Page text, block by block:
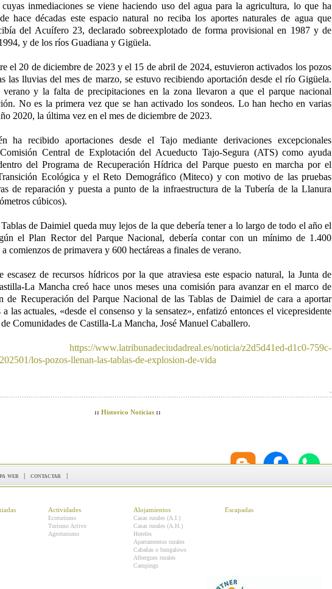
inmediaciones se viene haciendo uso del agua para la agricultura, lo que ha
hace décadas este espacio natural no reciba los aportes naturales de agua que
del Acuífero 23, declarado sobreexplotado de forma provisional en 1987 y de
y de los ríos Guadiana y Gigüela.
el 20 de diciembre de 2023 y el 15 de abril de 2024, estuvieron activados los pozos
las lluvias del mes de marzo, se estuvo recibiendo aportación desde el río Gigüela.
y la falta de precipitaciones en la zona llevaron a que el parque nacional
No es la primera vez que se han activado los sondeos. Lo han hecho en varias
2020, la última vez en el mes de diciembre de 2023.
ha recibido aportaciones desde el Tajo mediante derivaciones excepcionales
Central de Explotación del Acueducto Tajo-Segura (ATS) como ayuda
del Programa de Recuperación Hídrica del Parque puesto en marcha por el
Ecológica y el Reto Demográfico (Miteco) y con motivo de las pruebas
de reparación y puesta a punto de la infraestructura de la Tubería de la Llanura
cúbicos).
de Daimiel queda muy lejos de la que debería tener a lo largo de todo el año el
el Plan Rector del Parque Nacional, debería contar con un mínimo de 1.400
a comienzos de primavera y 600 hectáreas a finales de verano.
escasez de recursos hídricos por la que atraviesa este espacio natural, la Junta de
La Mancha creó hace unos meses una comisión para avanzar en el marco de
de Recuperación del Parque Nacional de las Tablas de Daimiel de cara a aportar
las actuales, «desde el consenso y la sensatez», enfatizó entonces el vicepresidente
Comunidades de Castilla-La Mancha, José Manuel Caballero.
https://www.latribunadeciudadreal.es/noticia/z2d5d41ed-d1c0-759c-
los-pozos-llenan-las-tablas-de-explosion-de-vida
-
:: Historico Noticias::
web | contactar |
Actividades
Ecoturismo
Turismo Activo
Agroturismo
Alojamientos
Casas rurales (A.I.)
Casas rurales (A.H.)
Hoteles
Apartamentos rurales
Cabañas o bungalows
Albergues rurales
Campings
Escapadas